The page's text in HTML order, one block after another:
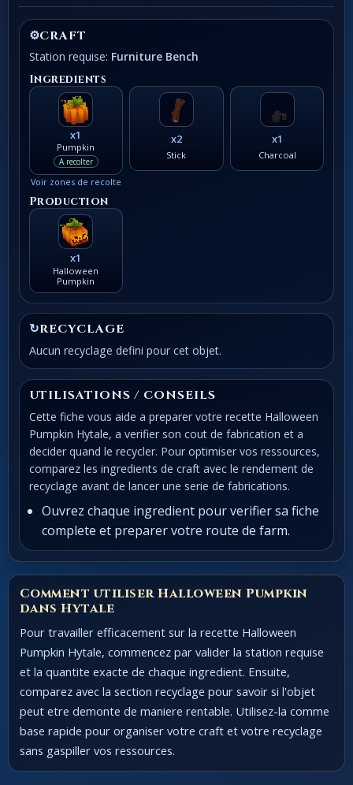
⚙CRAFT
Station requise: Furniture Bench
Ingredients
x1
Pumpkin
A recolter
Voir zones de recolte
x2
Stick
x1
Charcoal
Production
x1
Halloween
Pumpkin
↻RECYCLAGE
Aucun recyclage defini pour cet objet.
UTILISATIONS / CONSEILS
Cette fiche vous aide a preparer votre recette Halloween
Pumpkin Hytale, a verifier son cout de fabrication et a
decider quand le recycler. Pour optimiser vos ressources,
comparez les ingredients de craft avec le rendement de
recyclage avant de lancer une serie de fabrications.
Ouvrez chaque ingredient pour verifier sa fiche
complete et preparer votre route de farm.
Comment utiliser Halloween Pumpkin
dans Hytale
Pour travailler efficacement sur la recette Halloween
Pumpkin Hytale, commencez par valider la station requise
et la quantite exacte de chaque ingredient. Ensuite,
comparez avec la section recyclage pour savoir si l'objet
peut etre demonte de maniere rentable. Utilisez-la comme
base rapide pour organiser votre craft et votre recyclage
sans gaspiller vos ressources.